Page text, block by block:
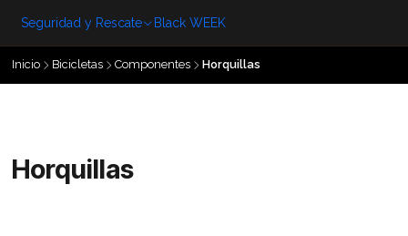
Seguridad y Rescate Black WEEK
Inicio Bicicletas Componentes Horquillas
Horquillas